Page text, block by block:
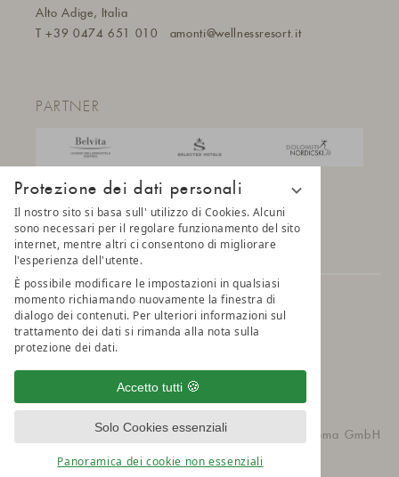
Protezione dei dati personali
Il nostro sito si basa sull' utilizzo di Cookies. Alcuni
sono necessari per il regolare funzionamento del sito
internet, mentre altri ci consentono di migliorare
l'esperienza dell'utente.
È possibile modificare le impostazioni in qualsiasi
momento richiamando nuovamente la finestra di
dialogo dei contenuti. Per ulteriori informazioni sul
trattamento dei dati si rimanda alla nota sulla
protezione dei dati.
Accetto tutti
Solo Cookies essenziali
Panoramica dei cookie non essenziali
Alto Adige, Italia
T+39 0474 651 010 amonti@wellnessresort.it
PARTNER
vioma GmbH
© 2025 AMONTI & LUNARIS Wellnessresort
Privacy Impostazioni della privacy
Belvita Leading Wellnesshotel